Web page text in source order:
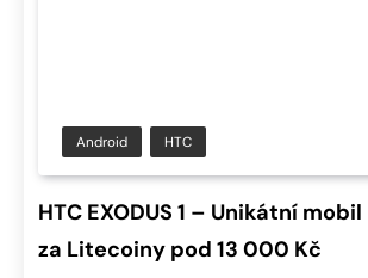
Android HTC
HTC EXODUS 1 – Unikátní
za Litecoiny pod 13 000 Kč